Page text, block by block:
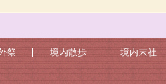
祭 境内散歩 境内末社